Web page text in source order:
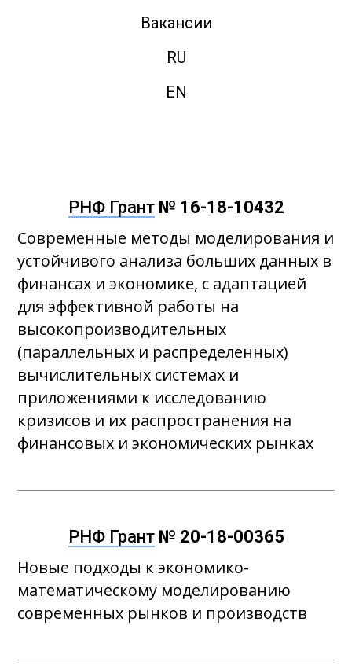
Вакансии
RU
EN
РНФ Грант № 16-18-10432
Cовременные методы моделирования и
устойчивого анализа больших данных в
финансах и экономике, с адаптацией
для эффективной работы на
высокопроизводительных
(параллельных и распределенных)
вычислительных системах и
приложениями к исследованию
кризисов и их распространения на
финансовых и экономических рынках
РНФ Грант № 20-18-00365
Новые подходы к экономико-
математическому моделированию
современных рынков и производств